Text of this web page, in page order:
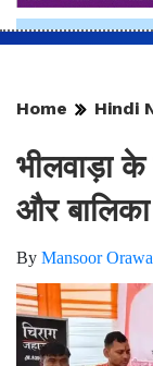
Home Hindi
भीलवाड़ा
और
By Mansoor